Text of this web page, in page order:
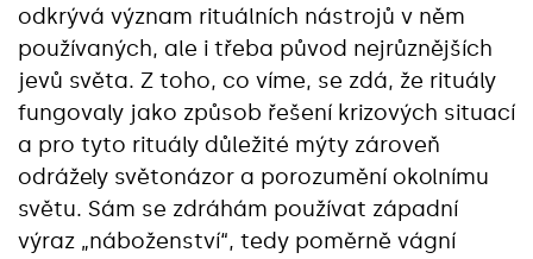
odkrývá význam rituálních nástrojů v něm
používaných, ale i třeba původ nejrůznějších
jevů světa. Z toho, co víme, se zdá, že rituály
fungovaly jako způsob řešení krizových situací
a pro tyto rituály důležité mýty zároveň
odrážely světonázor a porozumění okolnímu
světu. Sám se zdráhám používat západní
výraz „náboženství“, tedy poměrně vágní